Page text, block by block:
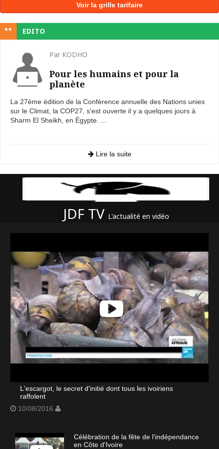
Voir la grille tarifaire
EDITO
Par KODHO
Pour les humains et pour la
planète
La 27ème édition de la Conférence annuelle des Nations unies
sur le Climat, la COP27, s'est ouverte il y a quelques jours à
Sharm El Sheikh, en Égypte. ...
Lire la suite
JDF TV L'actualité en vidéo
L'escargot, le secret d'initié dont tous les ivoiriens
raffolent
10/08/2016
Célébration de la fête de l'indépendance
en Côte d'Ivoire